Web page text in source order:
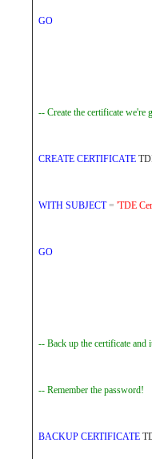
GO
-- Create the certificate we're
CREATE CERTIFICATE
WITH SUBJECT = 'TDE
GO
-- Back up the certificate and
-- Remember the password!
BACKUP CERTIFICATE